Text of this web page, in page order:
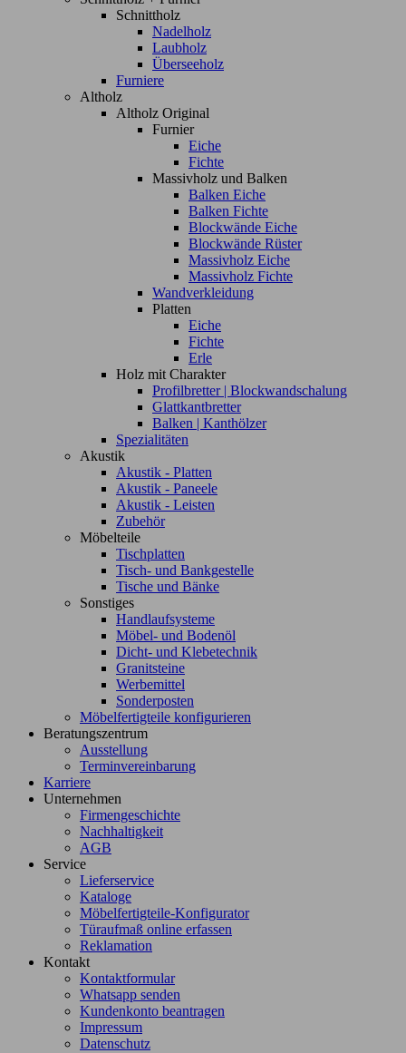
Schnittholz
Nadelholz
Laubholz
Überseeholz
Furniere
Altholz
Altholz Original
Furnier
Eiche
Fichte
Massivholz und Balken
Balken Eiche
Balken Fichte
Blockwände Eiche
Blockwände Rüster
Massivholz Eiche
Massivholz Fichte
Wandverkleidung
Platten
Eiche
Fichte
Erle
Holz mit Charakter
Profilbretter | Blockwandschalung
Glattkantbretter
Balken | Kanthölzer
Spezialitäten
Akustik
Akustik - Platten
Akustik - Paneele
Akustik - Leisten
Zubehör
Möbelteile
Tischplatten
Tisch- und Bankgestelle
Tische und Bänke
Sonstiges
Handlaufsysteme
Möbel- und Bodenöl
Dicht- und Klebetechnik
Granitsteine
Werbemittel
Sonderposten
Möbelfertigteile konfigurieren
Beratungszentrum
Ausstellung
Terminvereinbarung
Karriere
Unternehmen
Firmengeschichte
Nachhaltigkeit
AGB
Service
Lieferservice
Kataloge
Möbelfertigteile-Konfigurator
Türaufmaß online erfassen
Reklamation
Kontakt
Kontaktformular
Whatsapp senden
Kundenkonto beantragen
Impressum
Datenschutz